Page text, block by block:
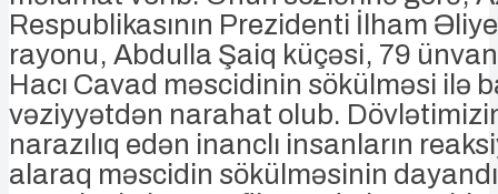
Respublikasının Prezidenti İlham
rayonu, Abdulla Şaiq küçəsi, 79
Hacı Cavad məscidinin sökülməsi ilə
vəziyyətdən narahat olub. Dövlətimizin
narazılıq edən inanclı insanların
alaraq məscidin sökülməsinin